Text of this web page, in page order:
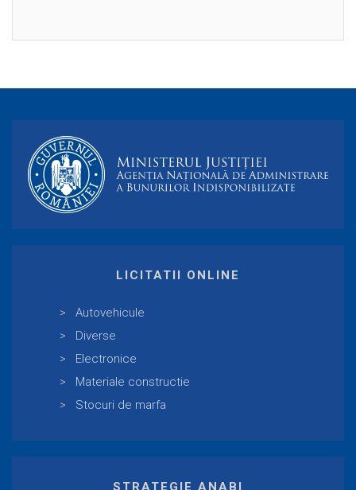
LICITATII ONLINE
Autovehicule
Diverse
Electronice
Materiale constructie
Stocuri de marfa
STRATEGIE ANABI